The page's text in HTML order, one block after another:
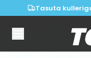
Tasuta